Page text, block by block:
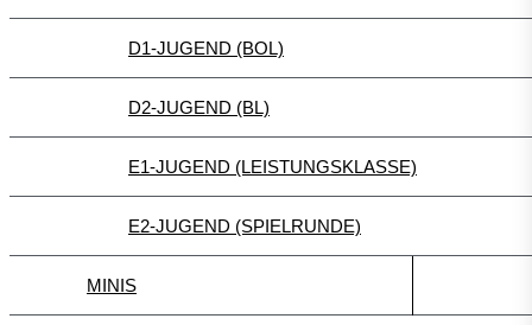
D1-JUGEND (BOL)
D2-JUGEND (BL)
E1-JUGEND (LEISTUNGSKLASSE)
E2-JUGEND (SPIELRUNDE)
MINIS